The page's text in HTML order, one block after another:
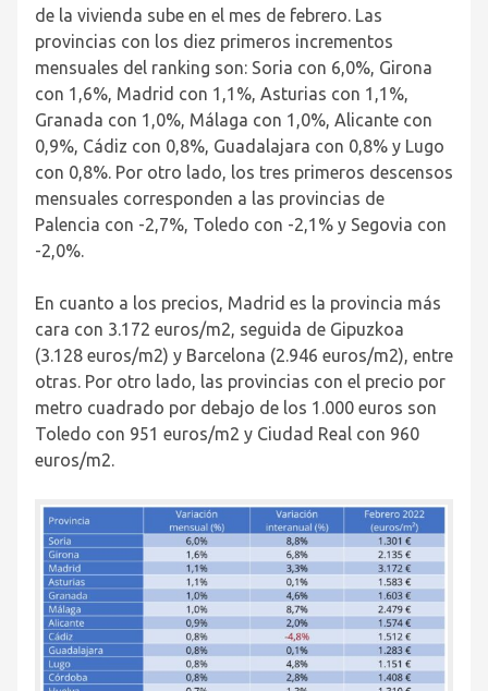
de la vivienda sube en el mes de febrero. Las
provincias con los diez primeros incrementos
mensuales del ranking son: Soria con 6,0%, Girona
con 1,6%, Madrid con 1,1%, Asturias con 1,1%,
Granada con 1,0%, Málaga con 1,0%, Alicante con
0,9%, Cádiz con 0,8%, Guadalajara con 0,8% y Lugo
con 0,8%. Por otro lado, los tres primeros descensos
mensuales corresponden a las provincias de
Palencia con -2,7%, Toledo con -2,1% y Segovia con
-2,0%.
En cuanto a los precios, Madrid es la provincia más
cara con 3.172 euros/m2, seguida de Gipuzkoa
(3.128 euros/m2) y Barcelona (2.946 euros/m2), entre
otras. Por otro lado, las provincias con el precio por
metro cuadrado por debajo de los 1.000 euros son
Toledo con 951 euros/m2 y Ciudad Real con 960
euros/m2.